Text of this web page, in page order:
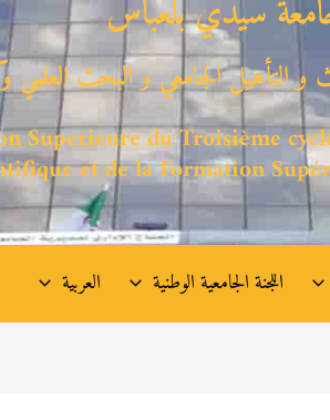
سيدي بلعباس
و التأهيل الجامعيو البحث العلمي
Superieure du Troisième
et de la Formation
اللجنة الجامعية الوطنية العربية